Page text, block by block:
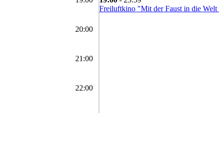
Freiluftkino "Mit der Faust in die
20:00
21:00
22:00